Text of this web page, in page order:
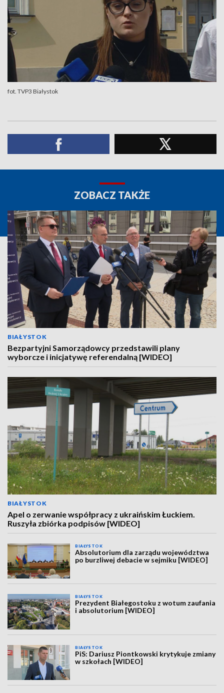
fot. TVP3 Białystok
ZOBACZ TAKŻE
BIAŁYSTOK
Bezpartyjni Samorządowcy przedstawili plany
wyborcze i inicjatywę referendalną [WIDEO]
BIAŁYSTOK
Apel o zerwanie współpracy z ukraińskim Łuckiem.
Ruszyła zbiórka podpisów [WIDEO]
BIAŁYSTOK
Absolutorium dla zarządu województwa
po burzliwej debacie w sejmiku [WIDEO]
BIAŁYSTOK
Prezydent Białegostoku z wotum zaufania
i absolutorium [WIDEO]
BIAŁYSTOK
PiS: Dariusz Piontkowski krytykuje zmiany
w szkołach [WIDEO]